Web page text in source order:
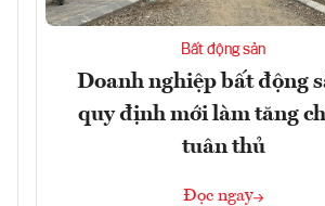
Bất động sản
Doanh nghiệp bất động
quy định mới làm tăng
tuân thủ
Đọc ngay